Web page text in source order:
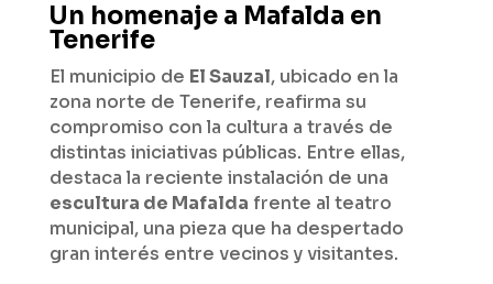
Un homenaje a Mafalda en
Tenerife
El municipio de El Sauzal, ubicado en la
zona norte de Tenerife, reafirma su
compromiso con la cultura a través de
distintas iniciativas públicas. Entre ellas,
destaca la reciente instalación de una
escultura de Mafalda frente al teatro
municipal, una pieza que ha despertado
gran interés entre vecinos y visitantes.